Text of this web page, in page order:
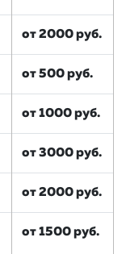
от 2000 руб.
от 500 руб.
от 1000 руб.
от 3000 руб.
от 2000 руб.
от 1500 руб.